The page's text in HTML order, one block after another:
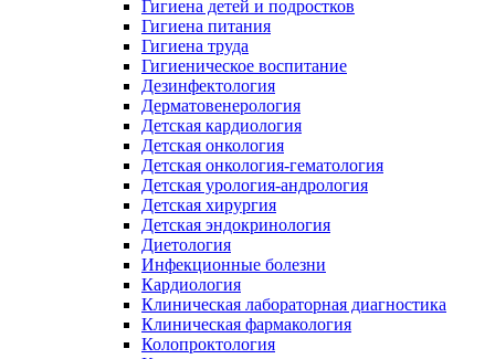
Гигиена детей и подростков
Гигиена питания
Гигиена труда
Гигиеническое воспитание
Дезинфектология
Дерматовенерология
Детская кардиология
Детская онкология
Детская онкология-гематология
Детская урология-андрология
Детская хирургия
Детская эндокринология
Диетология
Инфекционные болезни
Кардиология
Клиническая лабораторная диагностика
Клиническая фармакология
Колопроктология